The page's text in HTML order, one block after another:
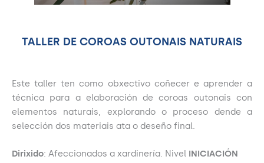
TALLER DE COROAS OUTONAIS NATURAIS
Este taller ten como obxectivo coñecer e aprender a
técnica para a elaboración de coroas outonais con
elementos naturais, explorando o proceso dende a
selección dos materiais ata o deseño final.
Dirixido: Afeccionados a xardinería. Nivel INICIACIÓN